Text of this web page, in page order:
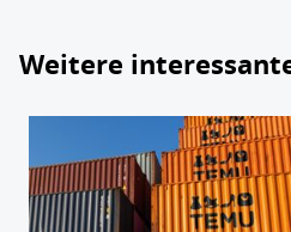
Weitere